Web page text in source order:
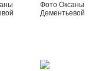
Фото Оксаны
Дементьевой